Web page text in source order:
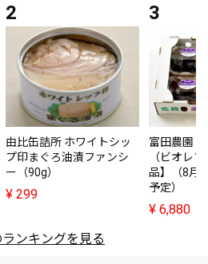
由比缶詰所 ホワイトシッ
プ印まぐろ油漬ファンシ
ー（90g）
¥ 299
富田農園
（ビオレ
品】（8月
予定）
¥ 6,880
ンキングを見る